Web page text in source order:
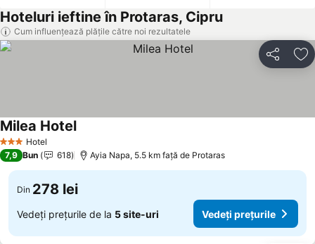
Hoteluri ieftine în Protaras, Cipru
Cum influențează plățile către noi rezultatele
Distribuiți
3 SteleHotel
Milea HotelVedeți prețurile
7,9 Bun 618 Ayia Napa, 5.5 km faţă de Protaras
Din 278 lei
Vedeți prețurile de la 5 site-uri Vedeți prețurile